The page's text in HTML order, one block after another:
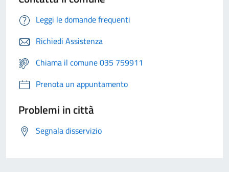
Leggi le domande frequenti
Richiedi Assistenza
Chiama il comune 035 759911
Prenota un appuntamento
Problemi in città
Segnala disservizio